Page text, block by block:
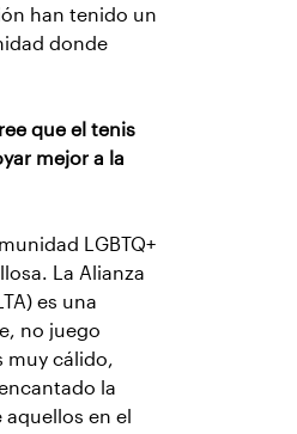
han tenido un
donde
que el tenis
mejor a la
LGBTQ+
La Alianza
es una
no juego
muy cálido,
la
en el